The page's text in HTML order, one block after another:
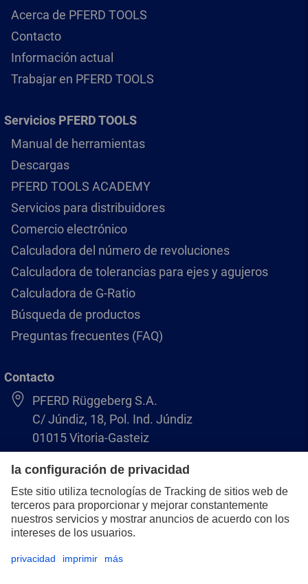
Acerca de PFERD TOOLS
Contacto
Información actual
Trabajar en PFERD TOOLS
Servicios PFERD TOOLS
Manual de herramientas
Descargas
PFERD TOOLS ACADEMY
Servicios para distribuidores
Comercio electrónico
Calculadora del número de revoluciones
Calculadora de tolerancias para ejes y agujeros
Calculadora de G-Ratio
Búsqueda de productos
Preguntas frecuentes (FAQ)
Contacto
PFERD Rüggeberg S.A.
C/ Júndiz, 18, Pol. Ind. Júndiz
01015 Vitoria-Gasteiz
+34 945 184 400
pferd-es@pferd.com
Aviso legal